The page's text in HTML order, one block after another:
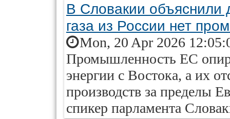
В Словакии объяснили
газа из России нет
Mon, 20 Apr 2026
Промышленность ЕС
энергии с Востока, а их
производств за пределы
спикер парламента